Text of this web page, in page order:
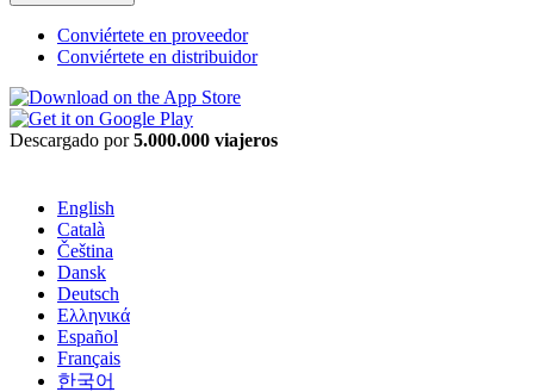
Conviértete en proveedor
Conviértete en distribuidor
Descargado por5.000.000 viajeros
English
Català
Čeština
Dansk
Deutsch
Ελληνικά
Español
Français
한국어